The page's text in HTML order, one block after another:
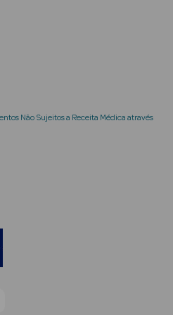
Não Sujeitos a Receita Médica através